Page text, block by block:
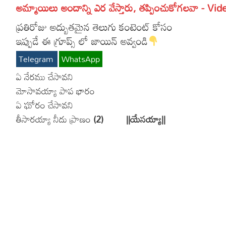
అమ్మాయిలు అందాన్ని ఎర వేస్తారు, తప్పించుకోగలవా -
ప్రతిరోజు అద్బుతమైన తెలుగు కంటెంట్ కోసం
ఇప్పుడే ఈ గ్రూప్స్ లో జాయిన్ అవ్వండి
Telegram WhatsApp
ఏ నేరము చేసావని
మోసావయ్యా పాప భారం
ఏ ఘోరం చేసావని
తీసారయ్యా నీదు ప్రాణం(2) ||యేసయ్యా||